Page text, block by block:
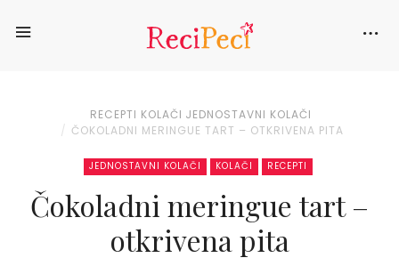
RECEPTI KOLAČI JEDNOSTAVNI KOLAČI
ČOKOLADNI MERINGUE TART – OTKRIVENA PITA
JEDNOSTAVNI KOLAČI KOLAČI RECEPTI
Čokoladni meringue tart –
otkrivena pita